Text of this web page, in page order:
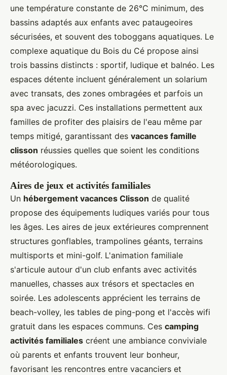
une température constante de 26°C minimum, des
bassins adaptés aux enfants avec pataugeoires
sécurisées, et souvent des toboggans aquatiques. Le
complexe aquatique du Bois du Cé propose ainsi
trois bassins distincts : sportif, ludique et balnéo. Les
espaces détente incluent généralement un solarium
avec transats, des zones ombragées et parfois un
spa avec jacuzzi. Ces installations permettent aux
familles de profiter des plaisirs de l'eau même par
temps mitigé, garantissant des vacances famille
clisson réussies quelles que soient les conditions
météorologiques.
Aires de jeux et activités familiales
Un hébergement vacances Clisson de qualité
propose des équipements ludiques variés pour tous
les âges. Les aires de jeux extérieures comprennent
structures gonflables, trampolines géants, terrains
multisports et mini-golf. L'animation familiale
s'articule autour d'un club enfants avec activités
manuelles, chasses aux trésors et spectacles en
soirée. Les adolescents apprécient les terrains de
beach-volley, les tables de ping-pong et l'accès wifi
gratuit dans les espaces communs. Ces camping
activités familiales créent une ambiance conviviale
où parents et enfants trouvent leur bonheur,
favorisant les rencontres entre vacanciers et